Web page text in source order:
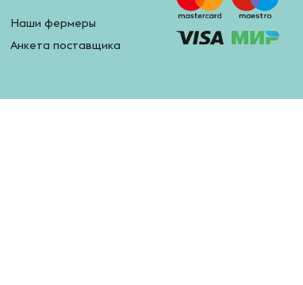
Наши фермеры
Анкета поставщика